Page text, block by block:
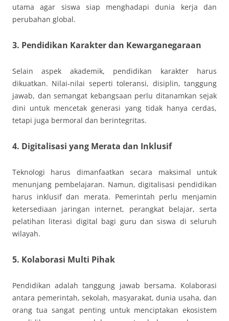
utama agar siswa siap menghadapi dunia kerja dan
perubahan global.
3. Pendidikan Karakter dan Kewarganegaraan
Selain aspek akademik, pendidikan karakter harus
dikuatkan. Nilai-nilai seperti toleransi, disiplin, tanggung
jawab, dan semangat kebangsaan perlu ditanamkan sejak
dini untuk mencetak generasi yang tidak hanya cerdas,
tetapi juga bermoral dan berintegritas.
4. Digitalisasi yang Merata dan Inklusif
Teknologi harus dimanfaatkan secara maksimal untuk
menunjang pembelajaran. Namun, digitalisasi pendidikan
harus inklusif dan merata. Pemerintah perlu menjamin
ketersediaan jaringan internet, perangkat belajar, serta
pelatihan literasi digital bagi guru dan siswa di seluruh
wilayah.
5. Kolaborasi Multi Pihak
Pendidikan adalah tanggung jawab bersama. Kolaborasi
antara pemerintah, sekolah, masyarakat, dunia usaha, dan
orang tua sangat penting untuk menciptakan ekosistem